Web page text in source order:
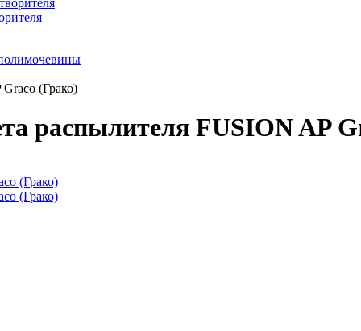
(Грако)
распылителя FUSION AP